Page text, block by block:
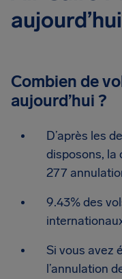
aujourd’hui
Combien de
aujourd’hui ?
D’après les
disposons, la
277
9.43% des
Si vous avez
l’annulation